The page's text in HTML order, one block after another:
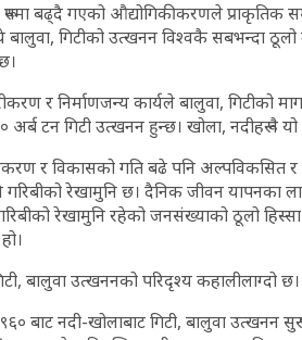
रूपमा बढ्दै गएको औद्योगिकीकरणले प्राकृतिक
बालुवा, गिटीको उत्खनन विश्वकै सबभन्दा
र निर्माणजन्य कार्यले बालुवा, गिटीको
अर्ब टन गिटी उत्खनन हुन्छ। खोला, नदीहरू नै
र विकासको गति बढे पनि अल्पविकसित
गरिबीको रेखामुनि छ। दैनिक जीवन
रेखामुनि रहेको जनसंख्याको ठूलो हिस्सा
बालुवा उत्खननको परिदृश्य कहालीलाग्दो छ।
बाट नदी-खोलाबाट गिटी, बालुवा उत्खनन